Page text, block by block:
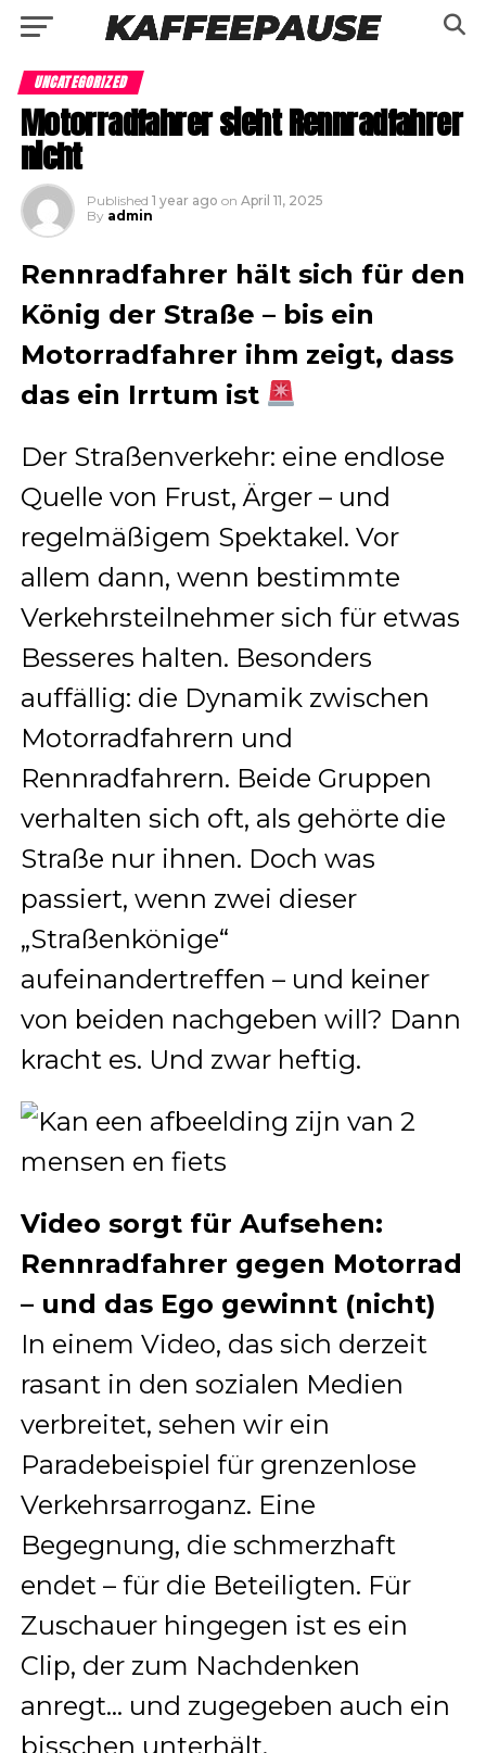
UNCATEGORIZED
Motorradfahrer sieht Rennradfahrer
nicht
Published 1 year ago on April 11, 2025
By admin
Rennradfahrer hält sich für den
König der Straße – bis ein
Motorradfahrer ihm zeigt, dass
das ein Irrtum ist
Der Straßenverkehr: eine endlose
Quelle von Frust, Ärger – und
regelmäßigem Spektakel. Vor
allem dann, wenn bestimmte
Verkehrsteilnehmer sich für etwas
Besseres halten. Besonders
auffällig: die Dynamik zwischen
Motorradfahrern und
Rennradfahrern. Beide Gruppen
verhalten sich oft, als gehörte die
Straße nur ihnen. Doch was
passiert, wenn zwei dieser
„Straßenkönige“
aufeinandertreffen – und keiner
von beiden nachgeben will? Dann
kracht es. Und zwar heftig.
Video sorgt für Aufsehen:
Rennradfahrer gegen Motorrad
– und das Ego gewinnt (nicht)
In einem Video, das sich derzeit
rasant in den sozialen Medien
verbreitet, sehen wir ein
Paradebeispiel für grenzenlose
Verkehrsarroganz. Eine
Begegnung, die schmerzhaft
endet – für die Beteiligten. Für
Zuschauer hingegen ist es ein
Clip, der zum Nachdenken
anregt… und zugegeben auch ein
bisschen unterhält.